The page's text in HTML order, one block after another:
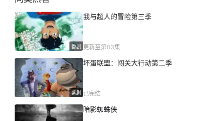
番剧
我与超人的冒险第三季
更新至第03集
番剧
坏蛋联盟：闯关大行动第二季
已完结
暗影蜘蛛侠